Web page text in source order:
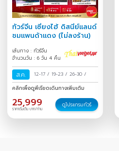
ทัวร์จีน เซี่ยงไฮ้ ดิสนีย์แลนด์
ชมแพนด้าแดง (ไม่ลงร้าน)
เส้นทาง : ทัวร์จีน
จำนวนวัน : 6 วัน 4 คืน
ส.ค. 12-17 / 19-23 / 26-30 /
คลิกเพื่อดูพีเรียดเดินทางเพิ่มเติม
25,999
ราคาเริ่มต้น บาท/ท่าน
ดูโปรแกรมทัวร์